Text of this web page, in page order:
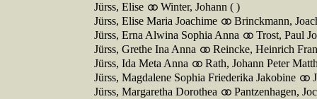
Jürss, Elise
Winter, Johann ( )
Jürss, Elise Maria Joachime
Brinckmann,
Jürss, Erna Alwina Sophia Anna
Trost, Paul
Jürss, Grethe Ina Anna
Reincke, Heinrich
Jürss, Ida Meta Anna
Rath, Johann Peter
Jürss, Magdalene Sophia Friederika Jakobine
Jürss, Margaretha Dorothea
Pantzenhagen,